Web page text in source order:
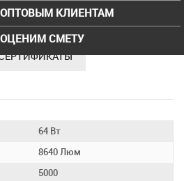
64 Вт
8640 Люм
5000
ОПТОВЫМ КЛИЕНТАМ
ОЦЕНИМ СМЕТУ